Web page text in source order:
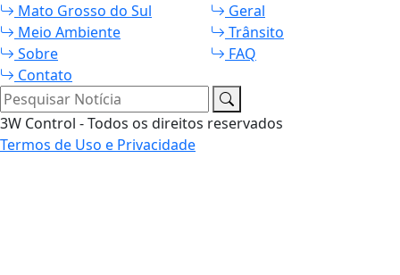
Mato Grosso do Sul
Geral
Meio Ambiente
Trânsito
Sobre
FAQ
Contato
Pesquisar Notícia
3W Control - Todos os direitos reservados
Termos de Uso e Privacidade